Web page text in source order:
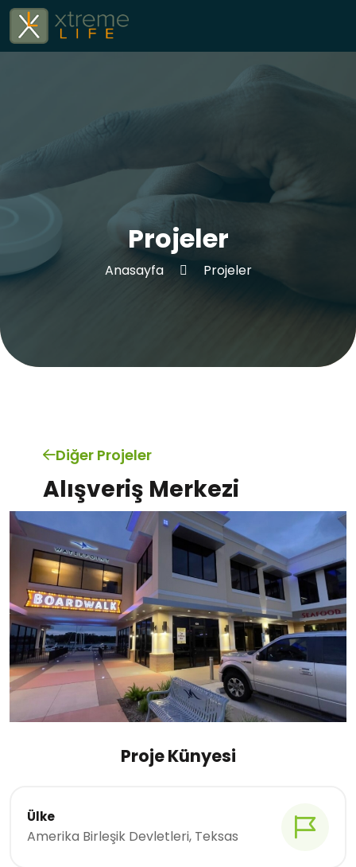
Projeler
Anasayfa Projeler
Diğer Projeler
Alışveriş Merkezi
Proje Künyesi
Ülke
Amerika Birleşik Devletleri, Teksas